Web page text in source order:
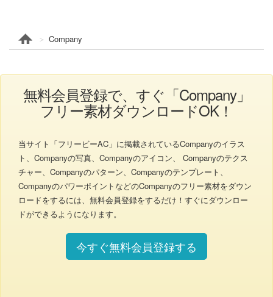
Company
無料会員登録で、すぐ「Company」
フリー素材ダウンロードOK！
当サイト「フリービーAC」に掲載されているCompanyのイラス
ト、Companyの写真、Companyのアイコン、 Companyのテクス
チャー、Companyのパターン、Companyのテンプレート、
CompanyのパワーポイントなどのCompanyのフリー素材をダウン
ロードをするには、無料会員登録をするだけ！すぐにダウンロー
ドができるようになります。
今すぐ無料会員登録する